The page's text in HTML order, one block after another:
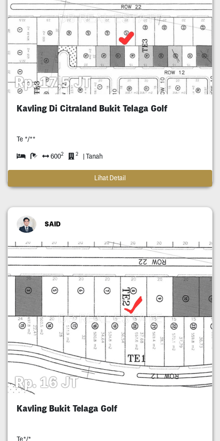
Rp. 17,5 JT
Kavling Di Citraland Bukit Telaga Golf
Te */**
6002 2 | Tanah
Lihat Detail
SAID
Rp. 16 JT
Kavling Bukit Telaga Golf
Te*/*